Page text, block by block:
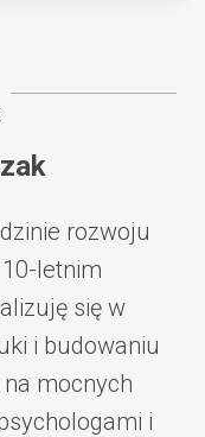
rozwoju
letnim
się w
i budowaniu
mocnych
i